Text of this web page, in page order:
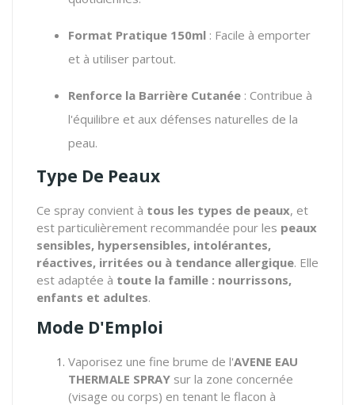
Format Pratique 150ml : Facile à emporter
et à utiliser partout.
Renforce la Barrière Cutanée : Contribue à
l'équilibre et aux défenses naturelles de la
peau.
Type De Peaux
Ce spray convient à tous les types de peaux, et
est particulièrement recommandée pour les peaux
sensibles, hypersensibles, intolérantes,
réactives, irritées ou à tendance allergique. Elle
est adaptée à toute la famille : nourrissons,
enfants et adultes.
Mode D'Emploi
Vaporisez une fine brume de l'AVENE EAU
THERMALE SPRAY sur la zone concernée
(visage ou corps) en tenant le flacon à